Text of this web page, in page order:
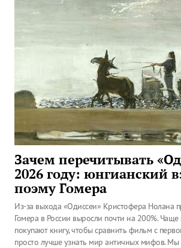
Зачем перечитывать
2026 году: юнгианский
поэму Гомера
Из-за выхода «Одиссеи» Кристофера Нолана
Гомера в России выросли почти на 200%. Чаще
покупают книгу, чтобы сравнить фильм с
просто лучше узнать мир античных мифов. Мы